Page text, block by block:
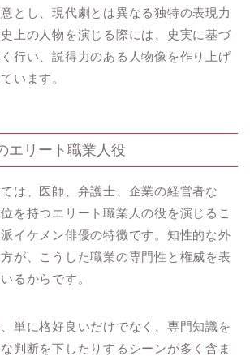
とし、現代劇とは異なる独特の表現力
上の人物を演じる際には、史実に基づ
行い、説得力のある人物像を作り上げ
います。
エリート職業人役
は、医師、弁護士、企業の経営者な
を持つエリート職業人の役を演じるこ
イケメン俳優の特徴です。知性的な外
が、こうした職業の専門性と権威を表
るからです。
単に格好良いだけでなく、専門知識を
判断を下したりするシーンが多く含ま